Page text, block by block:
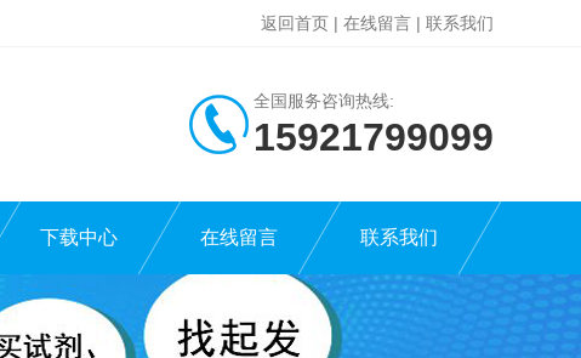
返回首页 | 在线留言 | 联系我们
全国服务咨询热线:
15921799099
下载中心 在线留言 联系我们